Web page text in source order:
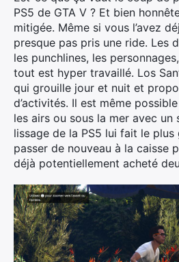
PS5 de GTA V ? Et bien
mitigée. Même si vous l’avez
presque pas pris une ride. Les
les punchlines, les
tout est hyper travaillé. Los
qui grouille jour et nuit et
d’activités. Il est même
les airs ou sous la mer avec un
lissage de la PS5 lui fait le plus
passer de nouveau à la caisse
déjà potentiellement acheté